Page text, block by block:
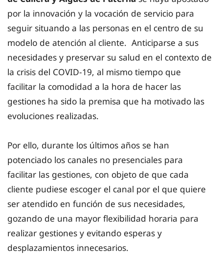
por la innovación y la vocación de servicio para
seguir situando a las personas en el centro de su
modelo de atención al cliente. Anticiparse a sus
necesidades y preservar su salud en el contexto de
la crisis del COVID-19, al mismo tiempo que
facilitar la comodidad a la hora de hacer las
gestiones ha sido la premisa que ha motivado las
evoluciones realizadas.
Por ello, durante los últimos años se han
potenciado los canales no presenciales para
facilitar las gestiones, con objeto de que cada
cliente pudiese escoger el canal por el que quiere
ser atendido en función de sus necesidades,
gozando de una mayor flexibilidad horaria para
realizar gestiones y evitando esperas y
desplazamientos innecesarios.